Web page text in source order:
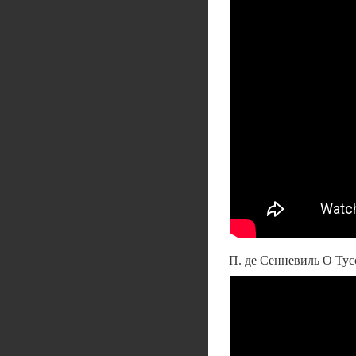
П. де Сенневиль О